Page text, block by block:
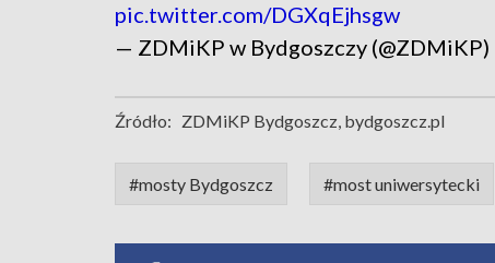
pic.twitter.com/DGXqEjhsgw
— ZDMiKP w Bydgoszczy (@ZDMiKP)
Źródło: ZDMiKP Bydgoszcz, bydgoszcz.pl
#mosty Bydgoszcz #most uniwersytecki